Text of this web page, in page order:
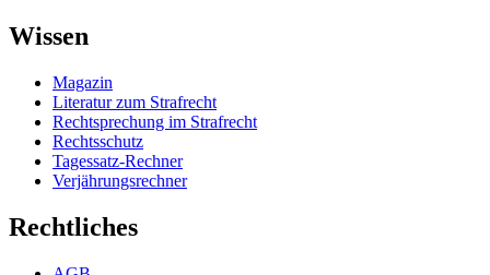
Wissen
Magazin
Literatur zum Strafrecht
Rechtsprechung im Strafrecht
Rechtsschutz
Tagessatz-Rechner
Verjährungsrechner
Rechtliches